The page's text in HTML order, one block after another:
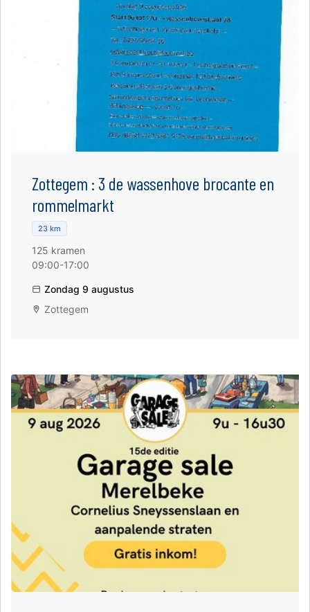
Zottegem : 3 de wassenhove brocante en
rommelmarkt
23 km
125 kramen
09:00-17:00
Zondag 9 augustus
Zottegem